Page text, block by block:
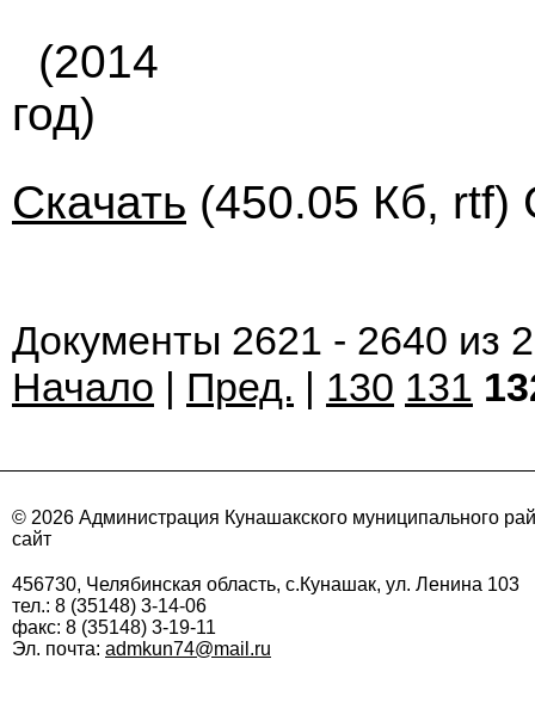
(2014
год)
Скачать (450.05 Кб, rtf)
Документы 2621 - 2640 из
Начало | Пред. | 130 131
© 2026 Администрация Кунашакского муниципального
сайт
456730, Челябинская область, с.Кунашак, ул. Ленина 103
тел.: 8 (35148) 3-14-06
факс: 8 (35148) 3-19-11
Эл. почта: admkun74@mail.ru